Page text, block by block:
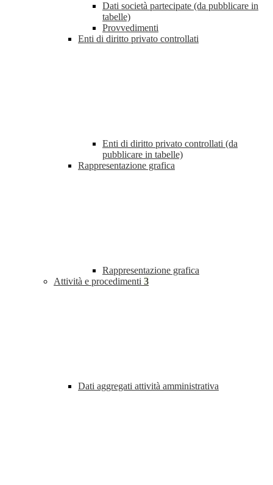
Dati società partecipate (da pubblicare in
tabelle)
Provvedimenti
Enti di diritto privato controllati
Enti di diritto privato controllati (da
pubblicare in tabelle)
Rappresentazione grafica
Rappresentazione grafica
Attività e procedimenti 3
Dati aggregati attività amministrativa